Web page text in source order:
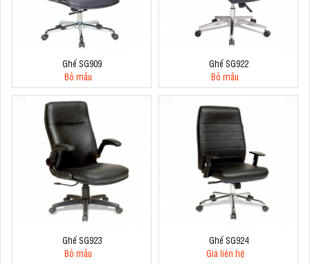
Ghế SG909
Bỏ mẫu
Ghế SG922
Bỏ mẫu
Ghế SG923
Bỏ mẫu
Ghế SG924
Giá liên hệ